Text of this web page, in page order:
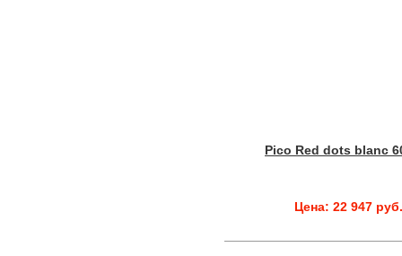
Pico Red dots blanc
Цена: 22 947 руб.